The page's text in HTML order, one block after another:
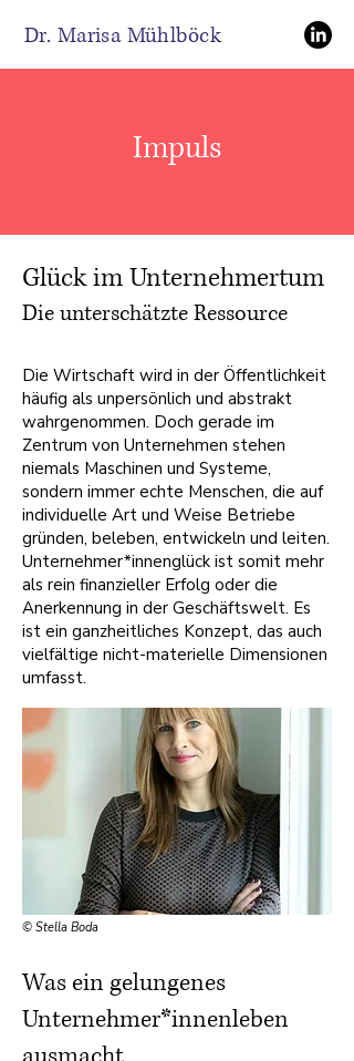
Dr. Marisa Mühlböck
Impuls
Glück im Unternehmertum
Die unterschätzte Ressource
Die Wirtschaft wird in der Öffentlichkeit
häufig als unpersönlich und abstrakt
wahrgenommen. Doch gerade im
Zentrum von Unternehmen stehen
niemals Maschinen und Systeme,
sondern immer echte Menschen, die auf
individuelle Art und Weise Betriebe
gründen, beleben, entwickeln und leiten.
Unternehmer*innenglück ist somit mehr
als rein finanzieller Erfolg oder die
Anerkennung in der Geschäftswelt. Es
ist ein ganzheitliches Konzept, das auch
vielfältige nicht-materielle Dimensionen
umfasst.
© Stella Boda
Was ein gelungenes
Unternehmer*innenleben